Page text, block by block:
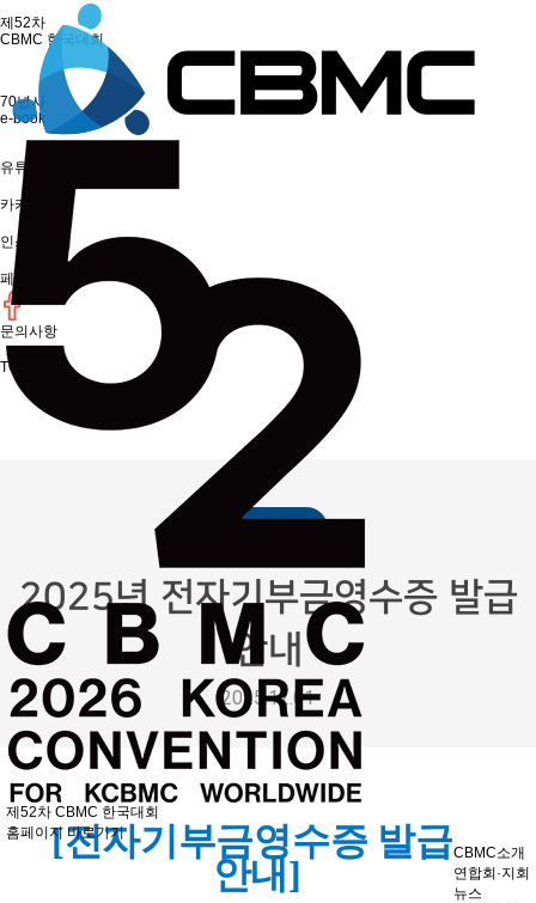
제52차 CBMC 한국대회
홈페이지 바로가기
CBMC소개
연합회·지회
뉴스
제52차
CBMC 한국대회
70년사
e-book
유튜브
카카오톡
인스타그램
페이스북
문의사항
TOP
2025년 전자기부금영수증 발급
안내
2025.12.01
[전자기부금영수증 발급
안내]